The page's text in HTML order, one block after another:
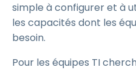
simple à configurer et à
les capacités dont les
besoin.
Pour les équipes TI